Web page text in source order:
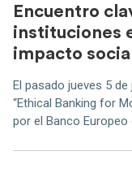
Encuentro
instituciones
impacto social
El pasado jueves 5
“Ethical Banking for
por el Banco Europeo